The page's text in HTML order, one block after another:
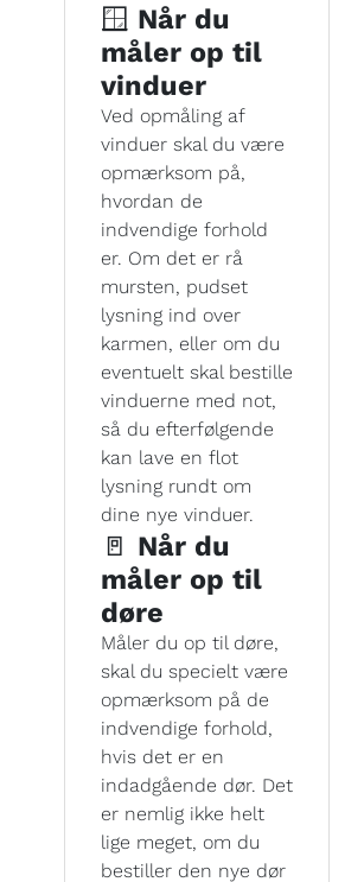
🪟 Når du
måler op til
vinduer
Ved opmåling af
vinduer skal du være
opmærksom på,
hvordan de
indvendige forhold
er. Om det er rå
mursten, pudset
lysning ind over
karmen, eller om du
eventuelt skal bestille
vinduerne med not,
så du efterfølgende
kan lave en flot
lysning rundt om
dine nye vinduer.
🚪 Når du
måler op til
døre
Måler du op til døre,
skal du specielt være
opmærksom på de
indvendige forhold,
hvis det er en
indadgående dør. Det
er nemlig ikke helt
lige meget, om du
bestiller den nye dør